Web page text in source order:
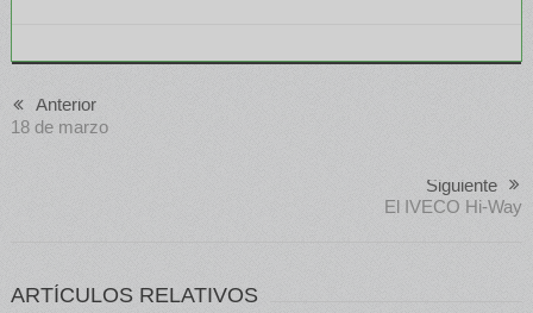
Anterior
18 de marzo
Siguiente
El IVECO Hi-Way
ARTÍCULOS RELATIVOS